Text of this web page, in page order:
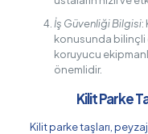
İş Güvenliği Bilgisi:
konusunda bilinçli
koruyucu
önemlidir.
Kilit Parke
Kilit parke taşları,